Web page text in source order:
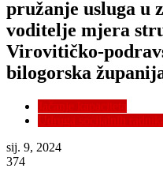
pružanje usluga u
voditelje mjera
Virovitičko-
bilogorska
sij. 9, 2024
374